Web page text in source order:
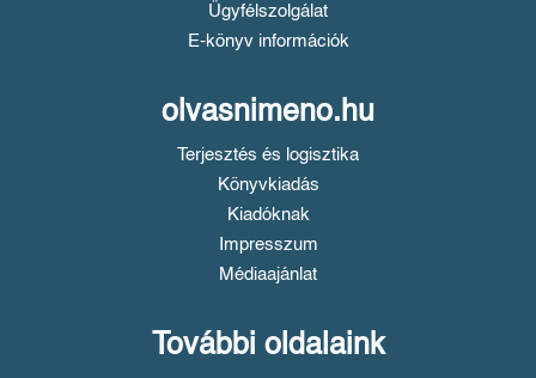
Ügyfélszolgálat
E-könyv információk
olvasnimeno.hu
Terjesztés és logisztika
Könyvkiadás
Kiadóknak
Impresszum
Médiaajánlat
További oldalaink